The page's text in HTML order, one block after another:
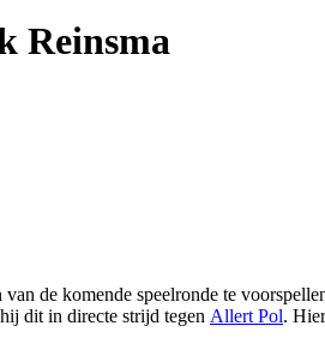
Reinsma
de komende speelronde te
dit in directe strijd tegen Allert Pol.